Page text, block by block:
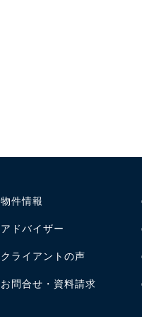
物件情報
アドバイザー
クライアントの声
お問合せ・資料請求